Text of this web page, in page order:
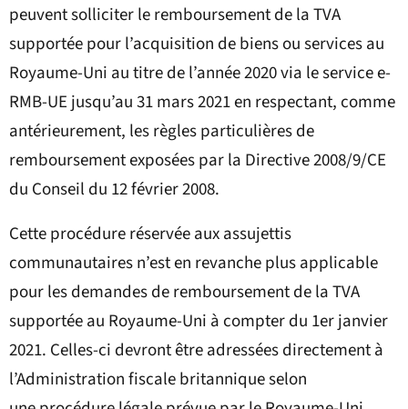
peuvent solliciter le remboursement de la TVA
supportée pour l’acquisition de biens ou services au
Royaume-Uni au titre de l’année 2020 via le service e-
RMB-UE jusqu’au 31 mars 2021 en respectant, comme
antérieurement, les règles particulières de
remboursement exposées par la Directive 2008/9/CE
du Conseil du 12 février 2008.
Cette procédure réservée aux assujettis
communautaires n’est en revanche plus applicable
pour les demandes de remboursement de la TVA
supportée au Royaume-Uni à compter du 1er janvier
2021. Celles-ci devront être adressées directement à
l’Administration fiscale britannique selon